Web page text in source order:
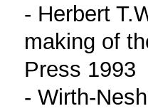
- Herbert
making of
Press 1993
- Wirth-